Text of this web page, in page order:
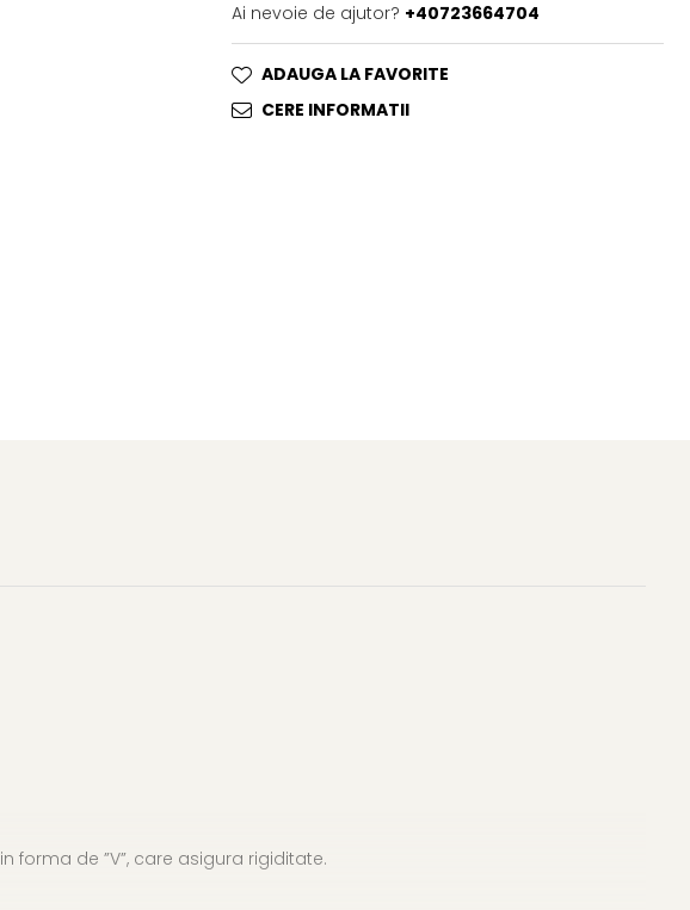
Ai nevoie de ajutor? +40723664704
ADAUGA LA FAVORITE
CERE INFORMATII
in forma de ”V”, care asigura rigiditate.